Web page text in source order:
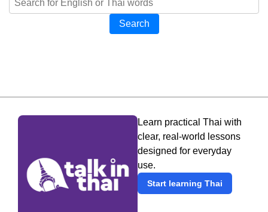
Search
Learn practical Thai with
clear, real-world lessons
designed for everyday
use.
Start learning Thai